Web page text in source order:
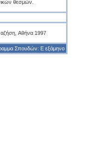
θεσμών.
Aθήνα 1997
Σπουδών: Ε εξάμηνο